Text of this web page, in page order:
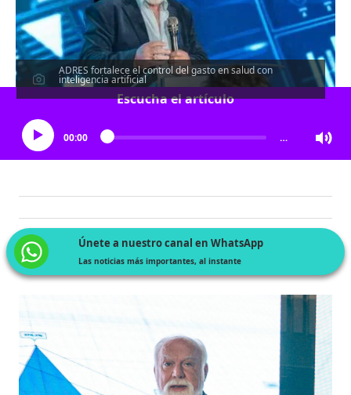
ADRES fortalece el control del gasto en salud con
inteligencia artificial
Escucha el artículo
00:00 …
Únete a nuestro canal en WhatsApp
Las noticias más importantes, al instante